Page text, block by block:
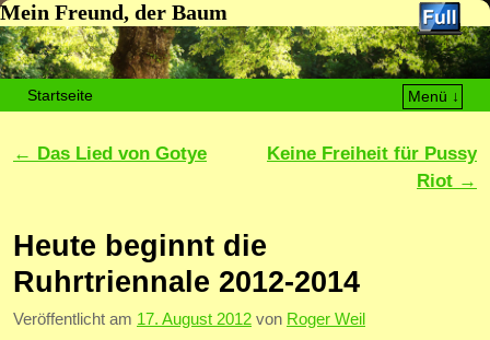
Mein Freund, der Baum
Startseite
Menü ↓
Artikelnavigation
← Das Lied von Gotye
Keine Freiheit für Pussy
Riot →
Heute beginnt die
Ruhrtriennale 2012-2014
Veröffentlicht am 17. August 2012 von Roger Weil